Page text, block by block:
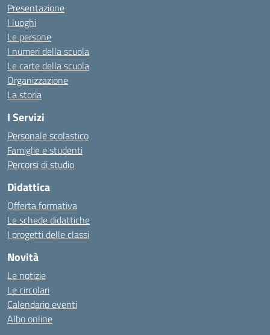
Presentazione
I luoghi
Le persone
I numeri della scuola
Le carte della scuola
Organizzazione
La storia
I Servizi
Personale scolastico
Famiglie e studenti
Percorsi di studio
Didattica
Offerta formativa
Le schede didattiche
I progetti delle classi
Novità
Le notizie
Le circolari
Calendario eventi
Albo online